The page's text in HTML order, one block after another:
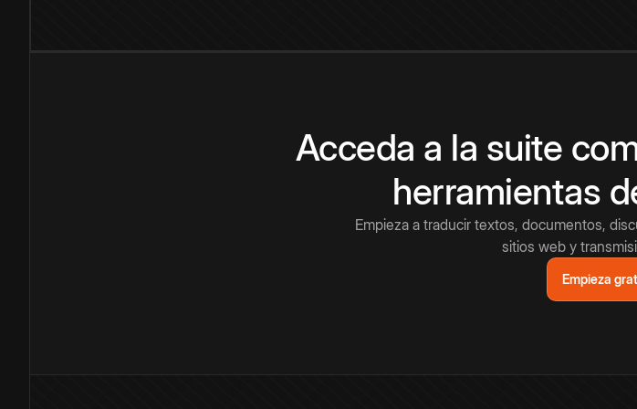
Acceda a la suite
herramientas
Empieza a traducir textos, documentos,
sitios web y
Empieza